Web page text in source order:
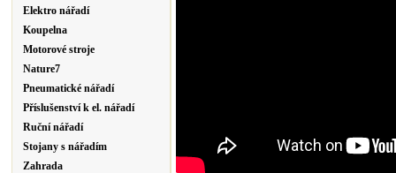
Elektro nářadí
Koupelna
Motorové stroje
Nature7
Pneumatické nářadí
Příslušenství k el. nářadí
Ruční nářadí
Stojany s nářadím
Zahrada